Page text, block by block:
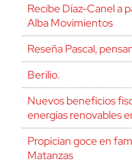
Recibe Díaz-Canel a
Alba Movimientos
Reseña Pascal,
Berilio.
Nuevos beneficios
energías renovables
Propician goce en
Matanzas